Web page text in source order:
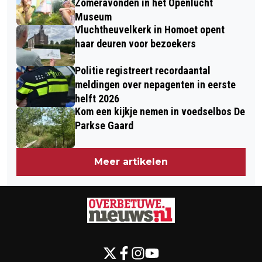
HERVELD 2026
Zomeravonden in het Openlucht
Museum
Vluchtheuvelkerk in Homoet opent
haar deuren voor bezoekers
Politie registreert recordaantal
meldingen over nepagenten in eerste
helft 2026
Kom een kijkje nemen in voedselbos De
Parkse Gaard
Meer artikelen